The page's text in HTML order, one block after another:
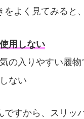
をよく見てみると
用しない
の入りやすい履
ない
すから、スリッ